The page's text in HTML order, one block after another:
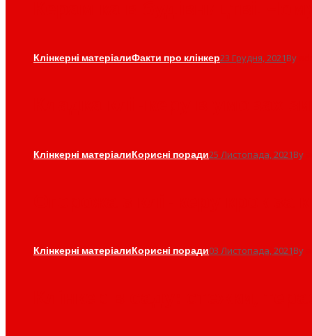
Клінкерні матеріалиФакти про клінкер23 Грудня, 2021By
Клінкерні матеріалиКорисні поради25 Листопада, 2021By
Клінкерні матеріалиКорисні поради03 Листопада, 2021By